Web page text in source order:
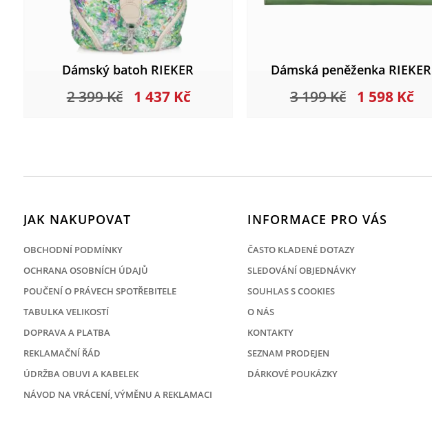
Dámský batoh RIEKER
1 437 Kč
2 399Kč
Dámská peněženka RIEKER
1 598 Kč
3 199Kč
JAK NAKUPOVAT
OBCHODNÍ PODMÍNKY
OCHRANA OSOBNÍCH ÚDAJŮ
POUČENÍ O PRÁVECH SPOTŘEBITELE
TABULKA VELIKOSTÍ
DOPRAVA A PLATBA
REKLAMAČNÍ ŘÁD
ÚDRŽBA OBUVI A KABELEK
NÁVOD NA VRÁCENÍ, VÝMĚNU A REKLAMACI
INFORMACE PRO VÁS
ČASTO KLADENÉ DOTAZY
SLEDOVÁNÍ OBJEDNÁVKY
SOUHLAS S COOKIES
O NÁS
KONTAKTY
SEZNAM PRODEJEN
DÁRKOVÉ POUKÁZKY